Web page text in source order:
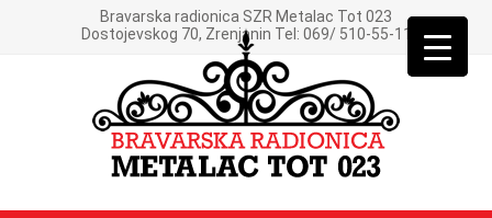
Bravarska radionica SZR Metalac Tot 023
Dostojevskog 70, Zrenjanin Tel: 069/ 510-55-11